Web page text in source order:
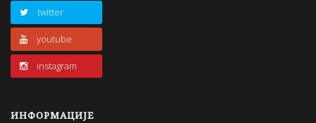
twitter
youtube
instagram
ИНФОРМАЦИЈЕ